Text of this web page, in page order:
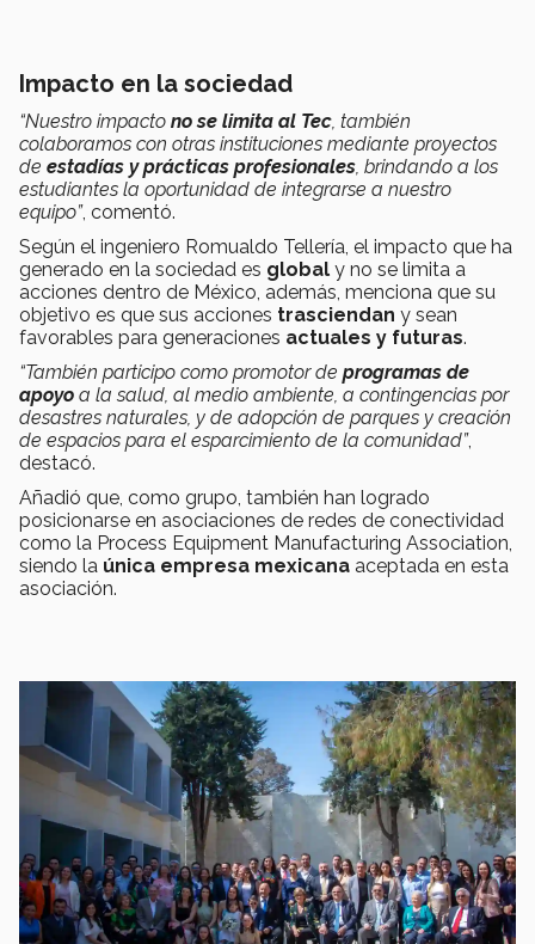
Impacto en la sociedad
“Nuestro impacto no se limita al Tec, también
colaboramos con otras instituciones mediante proyectos
de estadías y prácticas profesionales, brindando a los
estudiantes la oportunidad de integrarse a nuestro
equipo”, comentó.
Según el ingeniero Romualdo Tellería, el impacto que ha
generado en la sociedad es global y no se limita a
acciones dentro de México, además, menciona que su
objetivo es que sus acciones trasciendan y sean
favorables para generaciones actuales y futuras.
“También participo como promotor de programas de
apoyo a la salud, al medio ambiente, a contingencias por
desastres naturales, y de adopción de parques y creación
de espacios para el esparcimiento de la comunidad”,
destacó.
Añadió que, como grupo, también han logrado
posicionarse en asociaciones de redes de conectividad
como la Process Equipment Manufacturing Association,
siendo la única empresa mexicana aceptada en esta
asociación.